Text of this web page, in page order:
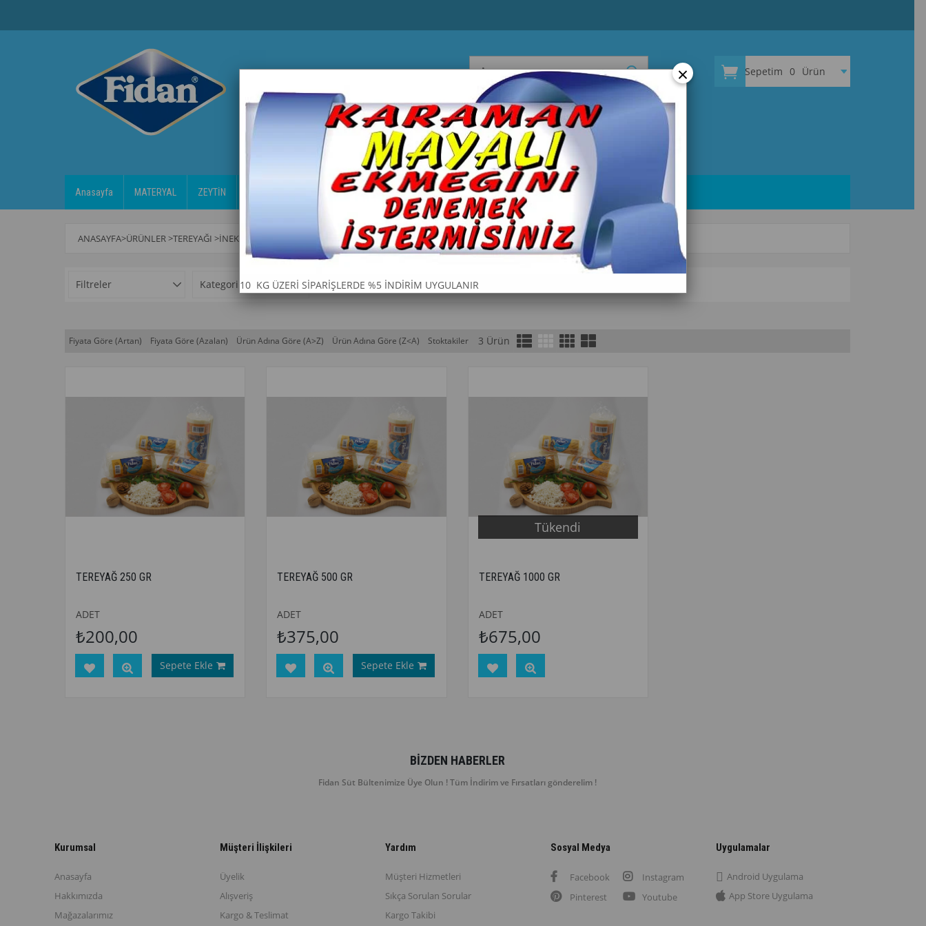
Sepetim 0 Ürün
Anasayfa MATERYAL ZEYTİN ET ŞARKÜTERİ YÖRESEL TOST PEYNİRİ
ANASAYFA>ÜRÜNLER>TEREYAĞI >İNEK TEREYAĞ
Filtreler Kategoriler
Fiyata Göre (Artan) Fiyata Göre (Azalan) Ürün Adına Göre (A>Z) Ürün Adına Göre (Z<A) Stoktakiler 3 Ürün
TEREYAĞ 250 GR
ADET
₺200,00
Sepete Ekle
TEREYAĞ 500 GR
ADET
₺375,00
Sepete Ekle
Tükendi
TEREYAĞ 1000 GR
ADET
₺675,00
BIZDEN HABERLER
Fidan Süt Bültenimize Üye Olun ! Tüm İndirim ve Fırsatları gönderelim !
Kurumsal
Anasayfa
Hakkımızda
Mağazalarımız
Müşteri İlişkileri
Üyelik
Alışveriş
Kargo & Teslimat
Yardım
Müşteri Hizmetleri
Sıkça Sorulan Sorular
Kargo Takibi
Sosyal Medya
Facebook
Instagram
Pinterest
Youtube
Uygulamalar
Android Uygulama
App Store Uygulama
×
10 KG ÜZERİ SİPARİŞLERDE %5 İNDİRİM UYGULANIR